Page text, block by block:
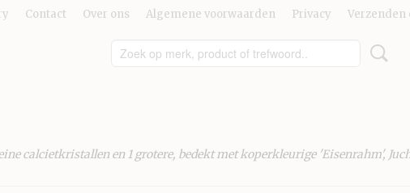
Contact Over ons Algemene voorwaarden Privacy Verzenden
calcietkristallen en 1 grotere, bedekt met koperkleurige 'Eisenrahm',